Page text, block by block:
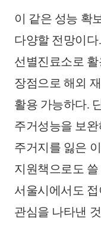
이 같은 성능 확
다양할 전망이다
선별진료소로
장점으로 해외
활용 가능하다.
주거성능을 보
주거지를 잃은
지원책으로도
서울시에서도
관심을 나타낸